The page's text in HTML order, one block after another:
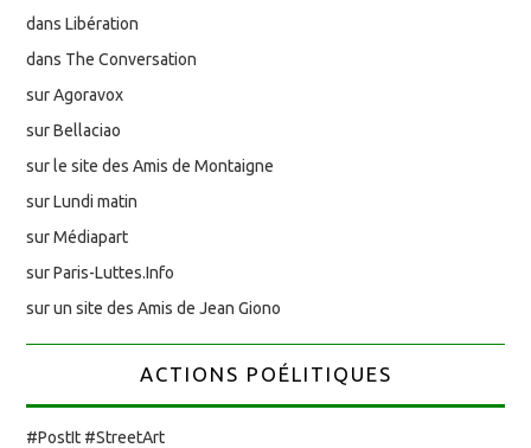
dans Libération
dans The Conversation
sur Agoravox
sur Bellaciao
sur le site des Amis de Montaigne
sur Lundi matin
sur Médiapart
sur Paris-Luttes.Info
sur un site des Amis de Jean Giono
ACTIONS POÉLITIQUES
#PostIt #StreetArt